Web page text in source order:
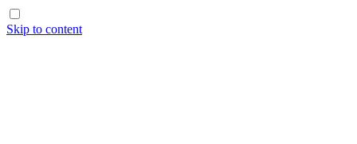
Skip to content